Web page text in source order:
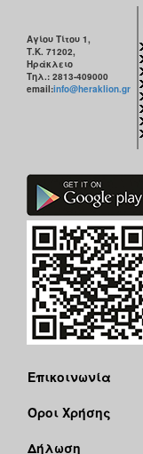
Αγίου Τίτου 1,
Τ.Κ. 71202,
Ηράκλειο
Τηλ.: 2813-409000
email:info@heraklion.gr
Επικοινωνία
Όροι Χρήσης
Δήλωση